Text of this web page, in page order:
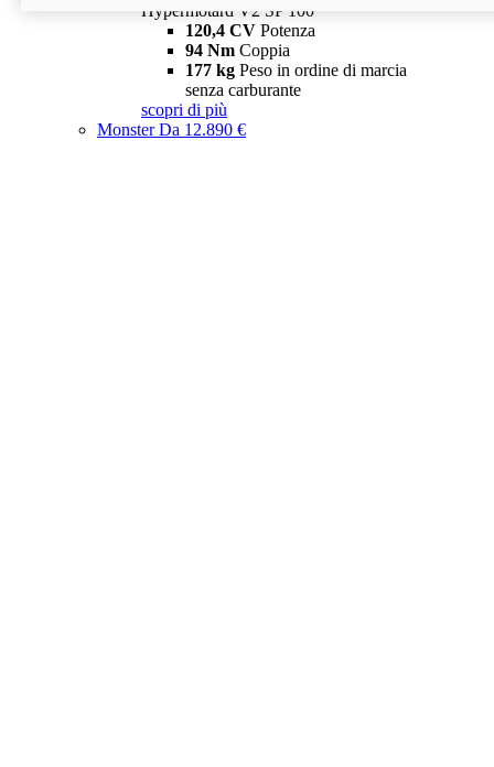
Hypermotard V2 SP 100
120,4 CV Potenza
94 Nm Coppia
177 kg Peso in ordine di marcia
senza carburante
scopri di più
MonsterDa 12.890 €